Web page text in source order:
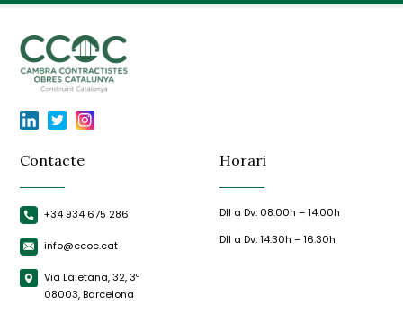
Contacte
+34 934 675 286
info@ccoc.cat
Via Laietana, 32, 3ª
08003, Barcelona
Horari
Dll a Dv: 08:00h – 14:00h
Dll a Dv: 14:30h – 16:30h